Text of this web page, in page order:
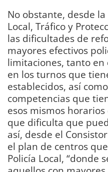
No obstante, desde
Local, Tráfico y
las dificultades de
mayores efectivos
limitaciones, tanto en
en los turnos que
establecidos, así
competencias que
esos mismos
que dificulta que
así, desde el
el plan de centros
Policía Local, “donde